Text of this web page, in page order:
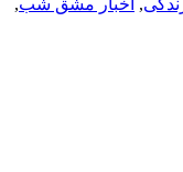
, اخبار مشق شب,